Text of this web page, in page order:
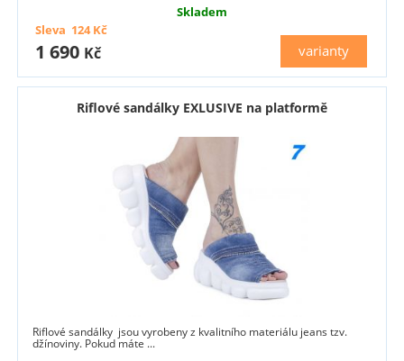
Skladem
varianty
1 690 Kč
Sleva 124Kč
Riflové sandálky EXLUSIVE na platformě
Riflové sandálky jsou vyrobeny z kvalitního materiálu jeans tzv.
džínoviny. Pokud máte ...